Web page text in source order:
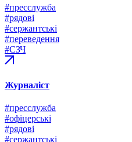
#пресслужба
#рядові
#сержантські
#переведення
#СЗЧ
Журналіст
#пресслужба
#офіцерські
#рядові
#сержантські